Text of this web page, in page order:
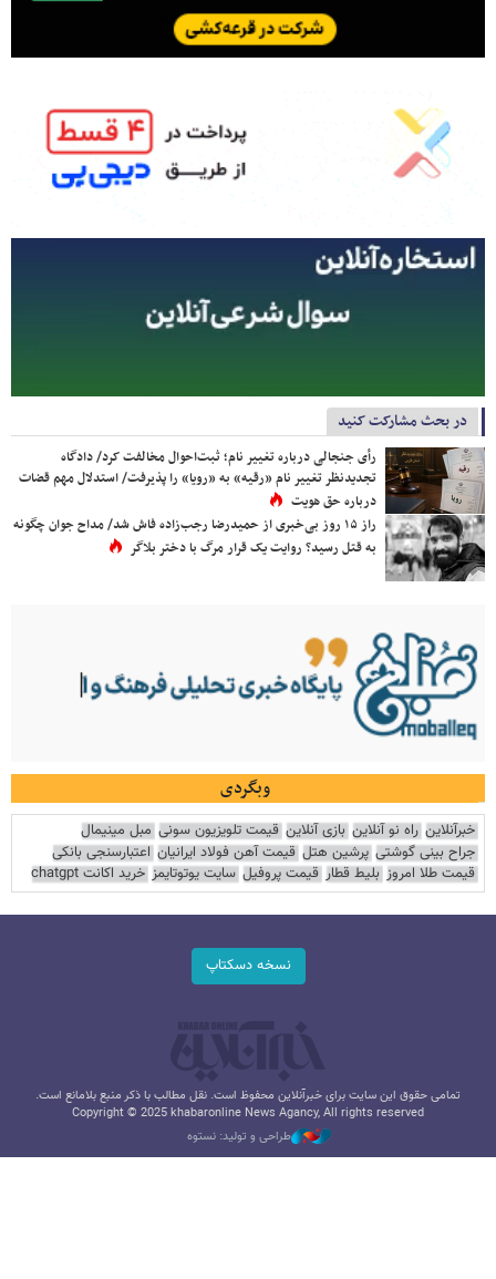
در بحث مشارکت کنید
رأی جنجالی درباره تغییر نام؛ ثبت‌احوال مخالفت کرد/ دادگاه
تجدیدنظر تغییر نام «رقیه» به «رویا» را پذیرفت/ استدلال مهم قضات
درباره حق هویت
راز ۱۵ روز بی‌خبری از حمیدرضا رجب‌زاده فاش شد/ مداح جوان چگونه
به قتل رسید؟ روایت یک قرار مرگ با دختر بلاگر
وبگردی
خبرآنلاین راه نو آنلاین بازی آنلاین قیمت تلویزیون سونی مبل مینیمال
جراح بینی گوشتی پرشین هتل قیمت آهن فولاد ایرانیان اعتبارسنجی بانکی
قیمت طلا امروز بلیط قطار قیمت پروفیل سایت یوتوتایمز خرید اکانت chatgpt
نسخه دسکتاپ
تمامی حقوق این سایت برای خبرآنلاین محفوظ است. نقل مطالب با ذکر منبع بلامانع است.
Copyright © 2025 khabaronline News Agancy, All rights reserved
طراحی و تولید: نستوه